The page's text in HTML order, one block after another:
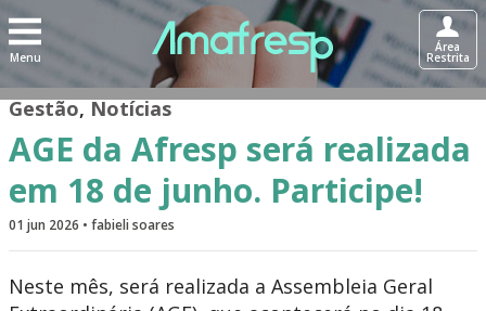
Menu
Área
Restrita
Gestão,Notícias
AGE da Afresp será realizada
em 18 de junho. Participe!
01 jun 2026 • fabieli soares
Neste mês, será realizada a Assembleia Geral